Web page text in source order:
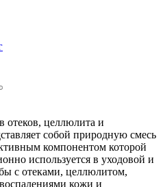
отеков, целлюлита и
собой природную смесь
компонентом которой
используется в уходовой и
с отеками, целлюлитом,
кожи и